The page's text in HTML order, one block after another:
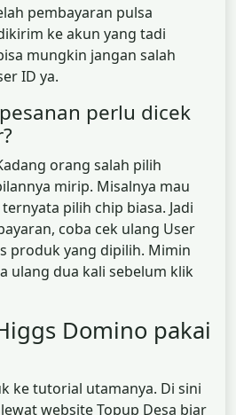
pembayaran pulsa
ke akun yang tadi
mungkin jangan salah
ID ya.
perlu dicek
orang salah pilih
mirip. Misalnya mau
pilih chip biasa. Jadi
coba cek ulang User
produk yang dipilih. Mimin
ulang dua kali sebelum klik
Domino pakai
ke tutorial utamanya. Di sini
website Topup Desa biar